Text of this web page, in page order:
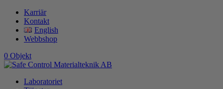
Karriär
Kontakt
English
Webbshop
0 Objekt
Laboratoriet